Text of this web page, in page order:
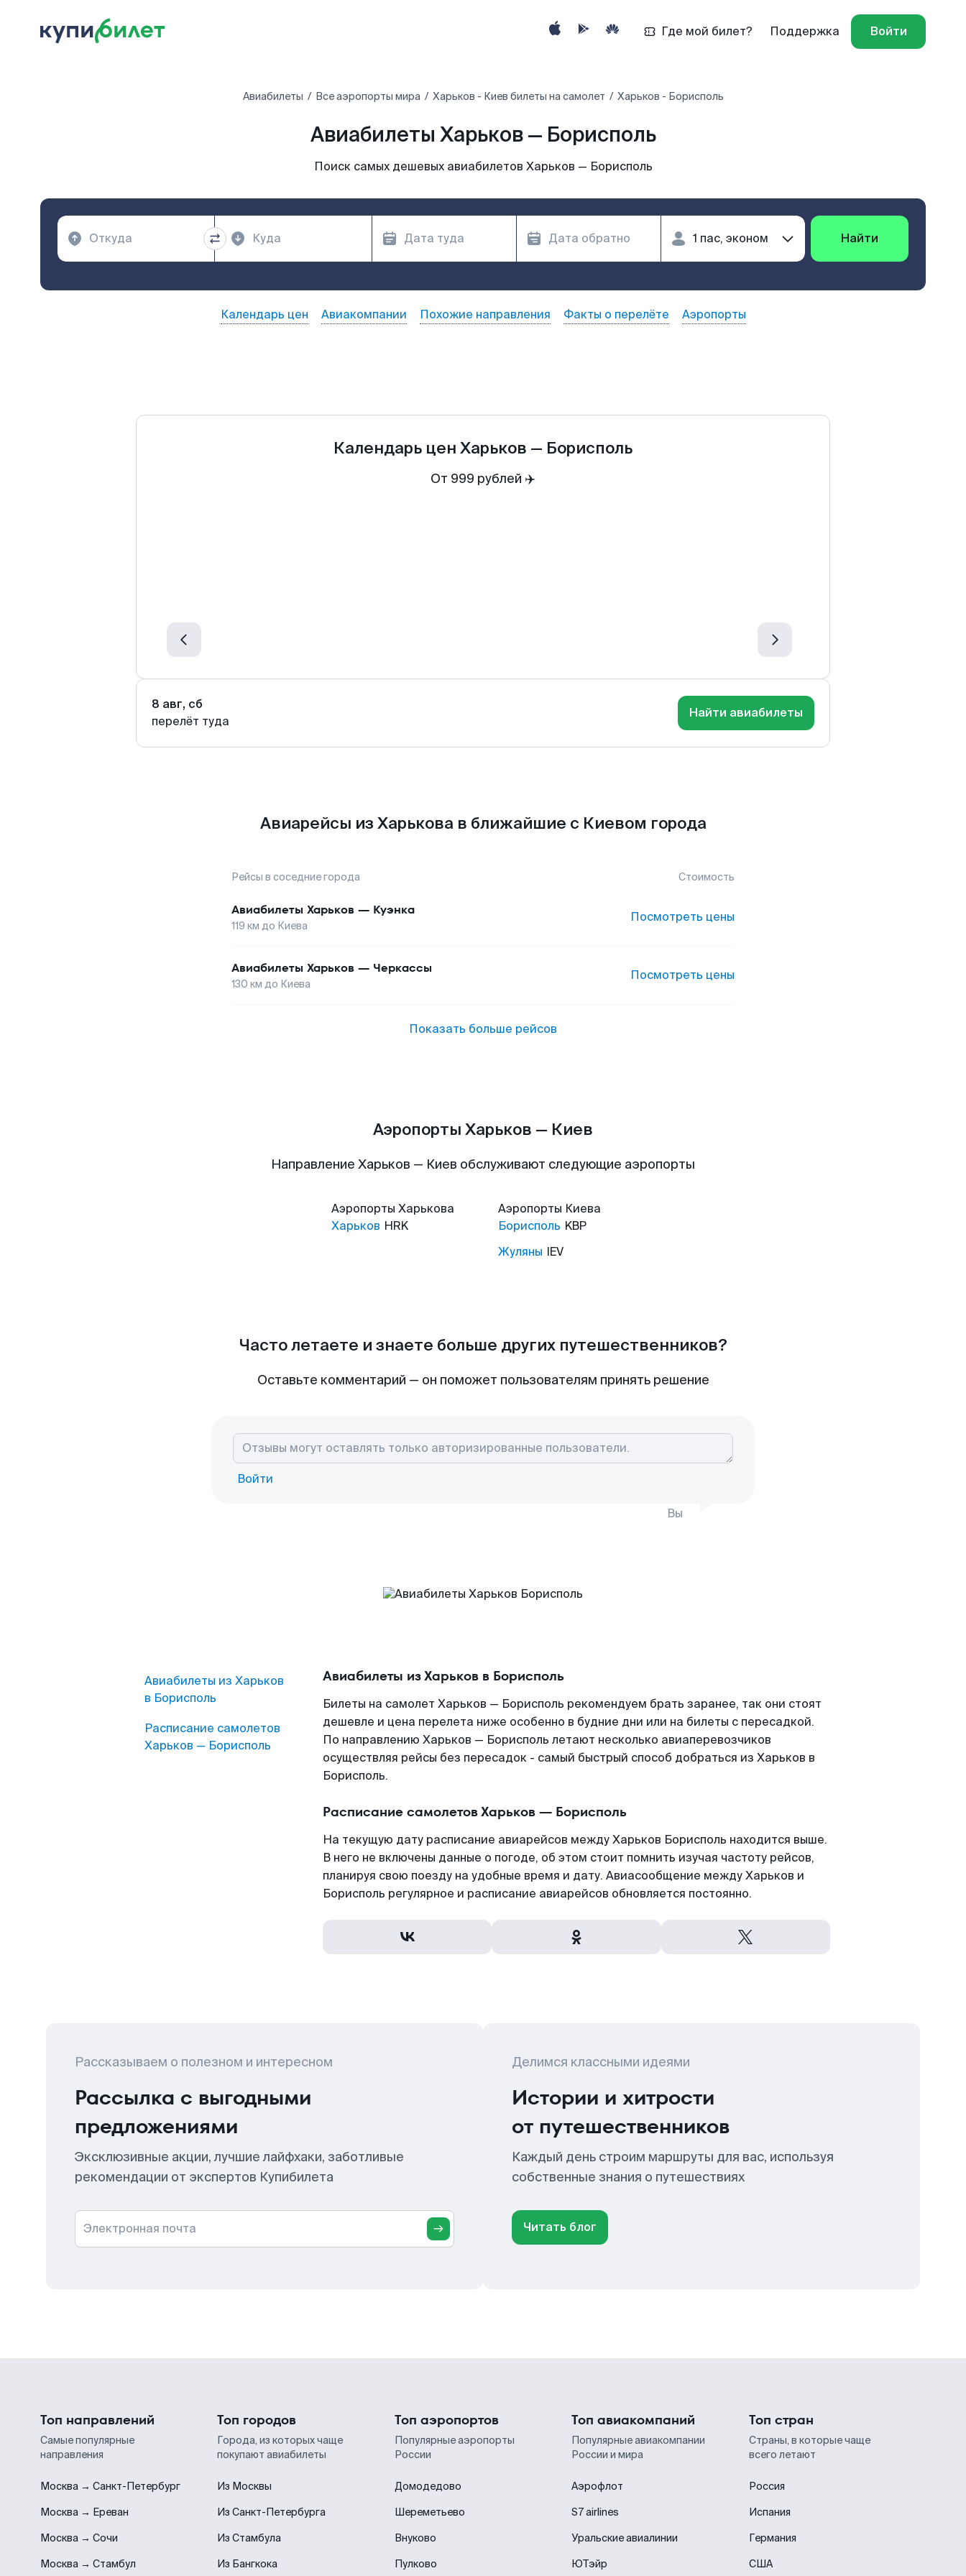
Где мой билет? Поддержка Войти
Авиабилеты Все аэропорты мира Харьков - Киев билеты на самолет Харьков - Борисполь
Авиабилеты Харьков — Борисполь
Поиск самых дешевых авиабилетов Харьков — Борисполь
Найти
Календарь цен Авиакомпании Похожие направления Факты о перелёте Аэропорты
Календарь цен Харьков — Борисполь
От 999 рублей ✈️
8 авг, сб
перелёт туда
Найти авиабилеты
Авиарейсы из Харькова в ближайшие с Киевом города
Рейсы в соседние города Стоимость
Авиабилеты Харьков — Куэнка
119 км до Киева
Посмотреть цены
Авиабилеты Харьков — Черкассы
130 км до Киева
Посмотреть цены
Показать больше рейсов
Аэропорты Харьков — Киев
Направление Харьков — Киев обслуживают следующие аэропорты
Аэропорты Харькова
Харьков HRK
Аэропорты Киева
Борисполь KBP
Жуляны IEV
Часто летаете и знаете больше других путешественников?
Оставьте комментарий — он поможет пользователям принять решение
Войти
Вы
Авиабилеты из Харьков
в Борисполь
Расписание самолетов
Харьков — Борисполь
Авиабилеты из Харьков в Борисполь
Билеты на самолет Харьков — Борисполь рекомендуем брать заранее, так они стоят
дешевле и цена перелета ниже особенно в будние дни или на билеты с пересадкой.
По направлению Харьков — Борисполь летают несколько авиаперевозчиков
осуществляя рейсы без пересадок - самый быстрый способ добраться из Харьков в
Борисполь.
Расписание самолетов Харьков — Борисполь
На текущую дату расписание авиарейсов между Харьков Борисполь находится выше.
В него не включены данные о погоде, об этом стоит помнить изучая частоту рейсов,
планируя свою поезду на удобные время и дату. Авиасообщение между Харьков и
Борисполь регулярное и расписание авиарейсов обновляется постоянно.
Рассказываем о полезном и интересном
Рассылка с выгодными
предложениями
Эксклюзивные акции, лучшие лайфхаки, заботливые
рекомендации от экспертов Купибилета
Электронная почта
Делимся классными идеями
Истории и хитрости
от путешественников
Каждый день строим маршруты для вас, используя
собственные знания о путешествиях
Читать блог
Топ направлений
Самые популярные
направления
Москва → Санкт-Петербург
Москва → Ереван
Москва → Сочи
Москва → Стамбул
Топ городов
Города, из которых чаще
покупают авиабилеты
Из Москвы
Из Санкт-Петербурга
Из Стамбула
Из Бангкока
Топ аэропортов
Популярные аэропорты
России
Домодедово
Шереметьево
Внуково
Пулково
Топ авиакомпаний
Популярные авиакомпании
России и мира
Аэрофлот
S7 airlines
Уральские авиалинии
ЮТэйр
Топ стран
Страны, в которые чаще
всего летают
Россия
Испания
Германия
США